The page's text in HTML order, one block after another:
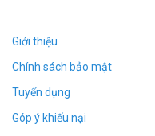
trên máy tính của bạn.
Thẻ nhớ 32Gb tích
trữ hơn 5 giờ ghi
Chế độ quay đêm -
Giới thiệu
Chính sách bảo mật
Tuyển dụng
Góp ý khiếu nại